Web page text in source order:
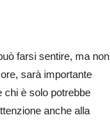
farsi sentire, ma non
sarà importante
chi è solo potrebbe
anche alla